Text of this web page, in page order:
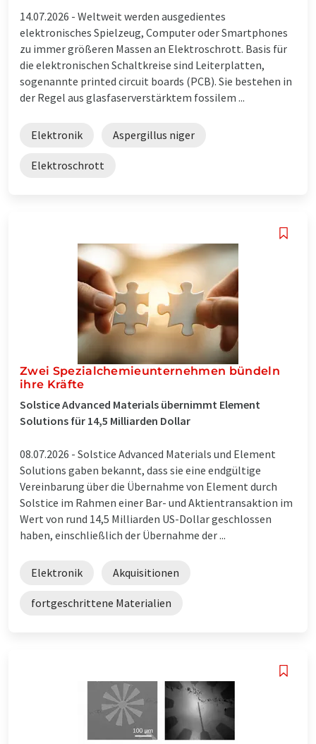
14.07.2026 - Weltweit werden ausgedientes
elektronisches Spielzeug, Computer oder Smartphones
zu immer größeren Massen an Elektroschrott. Basis für
die elektronischen Schaltkreise sind Leiterplatten,
sogenannte printed circuit boards (PCB). Sie bestehen in
der Regel aus glasfaserverstärktem fossilem ...
Elektronik Aspergillus niger
Elektroschrott
Zwei Spezialchemieunternehmen bündeln
ihre Kräfte
Solstice Advanced Materials übernimmt Element
Solutions für 14,5 Milliarden Dollar
08.07.2026 - Solstice Advanced Materials und Element
Solutions gaben bekannt, dass sie eine endgültige
Vereinbarung über die Übernahme von Element durch
Solstice im Rahmen einer Bar- und Aktientransaktion im
Wert von rund 14,5 Milliarden US-Dollar geschlossen
haben, einschließlich der Übernahme der ...
Elektronik Akquisitionen
fortgeschrittene Materialien